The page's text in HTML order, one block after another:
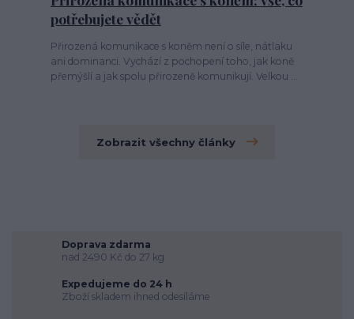
potřebujete vědět
Přirozená komunikace s koněm není o síle, nátlaku
ani dominanci. Vychází z pochopení toho, jak koně
přemýšlí a jak spolu přirozeně komunikují. Velkou ...
Zobrazit všechny články
Doprava zdarma
nad 2490 Kč do 27 kg
Expedujeme do 24 h
Zboží skladem ihned odesíláme